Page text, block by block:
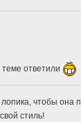
ответили
чтобы она
стиль!